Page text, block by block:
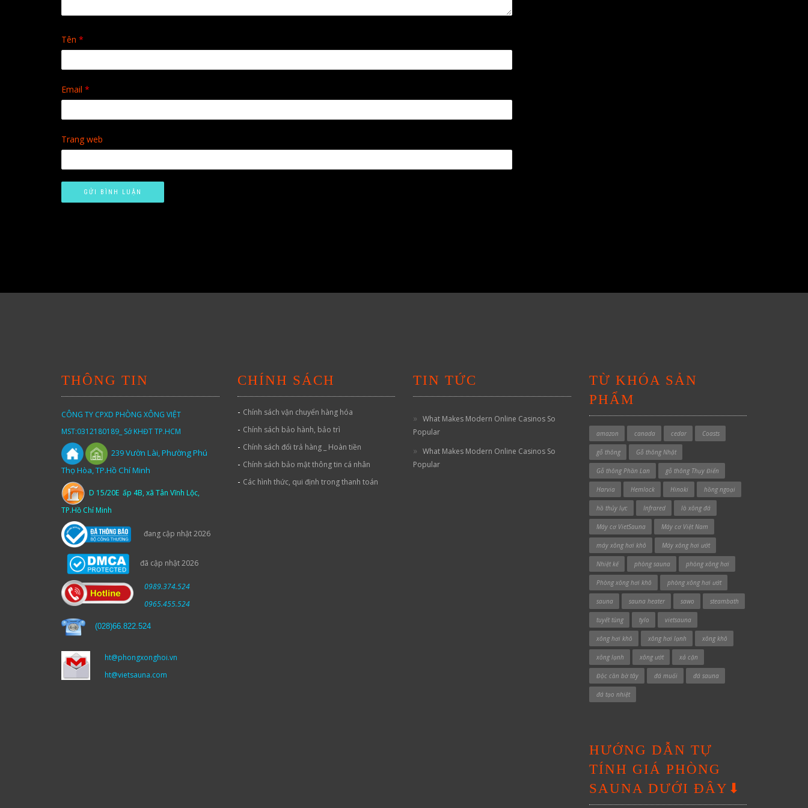
Tên *
Email *
Trang web
THÔNG TIN
CÔNG TY CPXD PHÒNG XÔNG VIỆT
MST:0312180189_ Sở KHĐT TP.HCM
239Vườn Lài,Phường Phú
Thọ Hòa, TP.Hồ Chí Minh
D 15/20E ấp 4B, xã Tân Vĩnh Lộc,
TP.Hồ Chí Minh
đang cập nhật 2026
đã cập nhật 2026
0989.374.524
0965.455.524
(028)66.822.524
ht@phongxonghoi.vn
ht@vietsauna.com
CHÍNH SÁCH
- Chính sách vận chuyển hàng hóa
- Chính sách bảo hành, bảo trì
- Chính sách đổi trả hàng _ Hoàn tiền
- Chính sách bảo mật thông tin cá nhân
- Các hình thức, qui định trong thanh toán
TIN TỨC
What Makes Modern Online Casinos So
Popular
What Makes Modern Online Casinos So
Popular
TỪ KHÓA SẢN
PHẨM
amazon canada cedar Coasts
gỗ thông Gỗ thông Nhật
Gỗ thông Phần Lan gỗ thông Thụy Điển
Harvia Hemlock Hinoki hồng ngoại
hồ thủy lực Infrared lò xông đá
Máy cơ VietSauna Máy cơ Việt Nam
máy xông hơi khô Máy xông hơi ướt
Nhiệt kế phòng sauna phòng xông hơi
Phòng xông hơi khô phòng xông hơi ướt
sauna sauna heater sawo steambath
tuyết tùng tylo vietsauna
xông hơi khô xông hơi lạnh xông khô
xông lạnh xông ướt xả cặn
Độc cần bờ tây đá muối đá sauna
đá tạo nhiệt
HƯỚNG DẪN TỰ
TÍNH GIÁ PHÒNG
SAUNA DƯỚI ĐÂY⬇